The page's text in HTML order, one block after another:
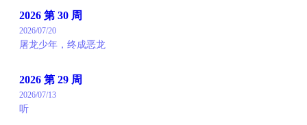
2026 第 30 周
2026/07/20
屠龙少年，终成恶龙
2026 第 29 周
2026/07/13
听